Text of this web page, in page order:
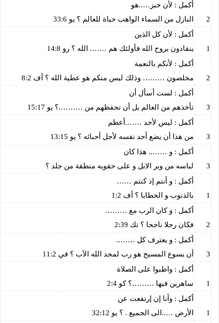
2
أكمل : لأن خبز…..هو
النازل من السماء الواهب حياة للعالم ؟ يو 33:6
1
أكمل : لأن كل الذين
ينقادون بروح الله فأولئك هم ……. الله ؟ رو 14:8
2
أكمل : لأنكم بالنعمة
مخلصون ……… وذلك ليس منكم هو عطية الله ؟ أف 8:2
3
أكمل : لست أسأل أن
تأخذهم من العالم بل أن تحفظهم من ……….؟ يو 15:17
3
أكمل : ليس لأحد …….أعظم
من هذا أن يضع أحد نفسه لأجل أحبائه ؟ يو 13:15
3
أكمل : و …….. هذا كان
لباسه من وبر الابل و على حقويه منطقة من جلد ؟
1
أكمل : و أنتم إذ كنتم ……
بالذنوب و الخطايا ؟ أف 1:2
2
أكمل : و كان الرب مع ………
فكان رجلا ناجحا ؟ تك 2:39
3
أكمل : و يعترف كل ……..
أن يسوع المسيح هو رب لمجد الله الآب ؟ في 11:2
1
أكمل : واظبوا على الصلاة
ساهرين فيها ………؟ كو 2:4
1
أكمل : وأنا إن إرتفعت عن
الأرض …..الى الجميع . ؟ يو 32:12